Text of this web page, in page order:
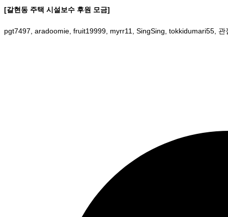
[갈현동 주택 시설보수 후원 모금]
pgt7497, aradoomie, fruit19999, myrr11, SingSing, tokkidumari55, 관